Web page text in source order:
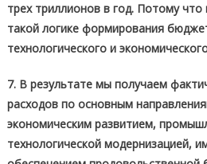
трех триллионов в год. Потому что
такой логике формирования
технологического и
7. В результате мы получаем
расходов по основным
экономическим развитием,
технологической модернизацией,